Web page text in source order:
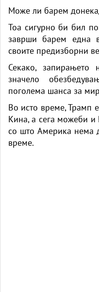
Може ли барем
Тоа сигурно би бил
заврши барем една
своите предизборни
Секако, запирањето
значело
поголема шанса за
Во исто време, Трамп
Кина, а сега можеби и
со што Америка нема
време.